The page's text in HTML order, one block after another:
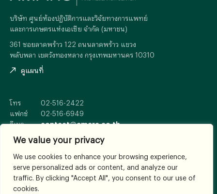
We value your privacy
We use cookies to enhance your browsing experience,
serve personalized ads or content, and analyze our
traffic. By clicking "Accept All", you consent to our use of
cookies.
บริษัท ศูนย์ห้องปฏิบัติการและวิจัยทางการแพทย์
และการเกษตรแห่งเอเซีย จำกัด (มหาชน)
361 ซอยลาดพร้าว 122 ถนนลาดพร้าว แขวง
พลับพลา เขตวังทองหลาง กรุงเทพมหานคร 10310
ดูแผนที่
โทร
02-516-2422
แฟกซ์
02-516-6949
อีเมล
contact@amarc.co.th
© 2026
All Rights Reserved.
เงื่อนไขและข้อตกลง